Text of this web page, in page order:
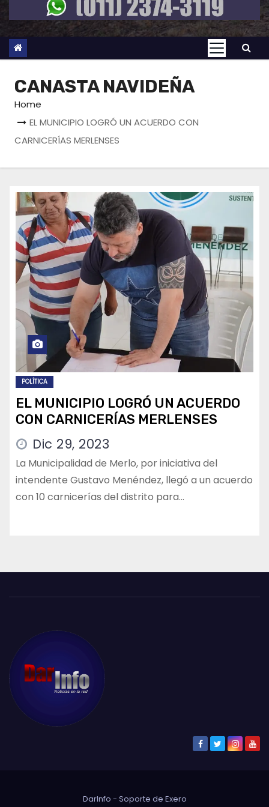
CANASTA NAVIDEÑA
Home
EL MUNICIPIO LOGRÓ UN ACUERDO CON
CARNICERÍAS MERLENSES
POLÍTICA
EL MUNICIPIO LOGRÓ UN ACUERDO
CON CARNICERÍAS MERLENSES
Dic 29, 2023
La Municipalidad de Merlo, por iniciativa del
intendente Gustavo Menéndez, llegó a un acuerdo
con 10 carnicerías del distrito para…
DarInfo - Soporte de Exero